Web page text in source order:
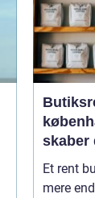
københavn
skaber
butik,
har
Et rent
mere